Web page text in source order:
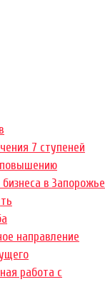
7 ступеней
в Запорожье
направление
работа с